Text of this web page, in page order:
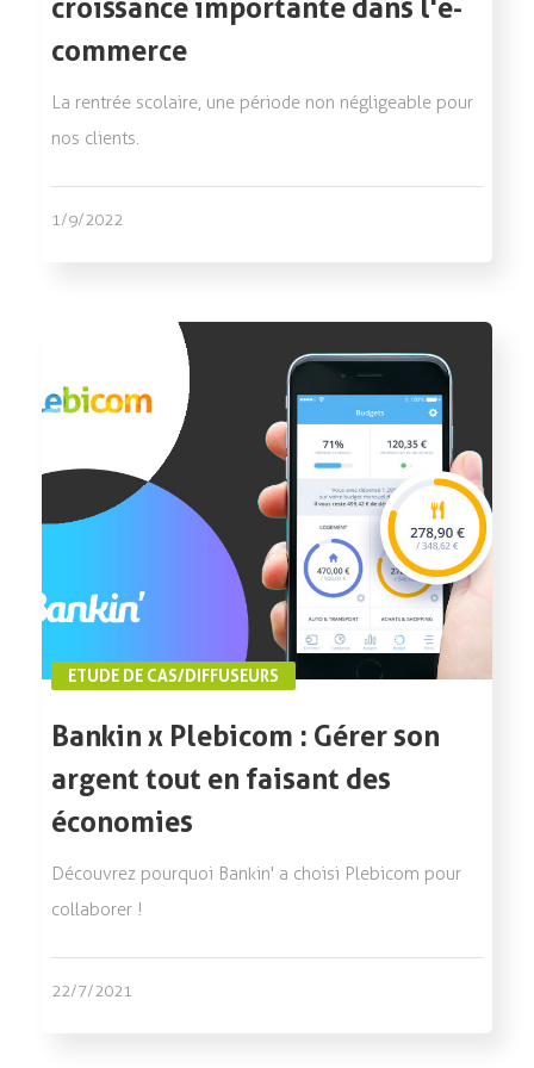
croissance importante dans l'e-
commerce
La rentrée scolaire, une période non négligeable pour
nos clients.
1/9/2022
Bankin x Plebicom : Gérer son
argent tout en faisant des
économies
Découvrez pourquoi Bankin' a choisi Plebicom pour
collaborer !
22/7/2021
ETUDE DE CAS/DIFFUSEURS